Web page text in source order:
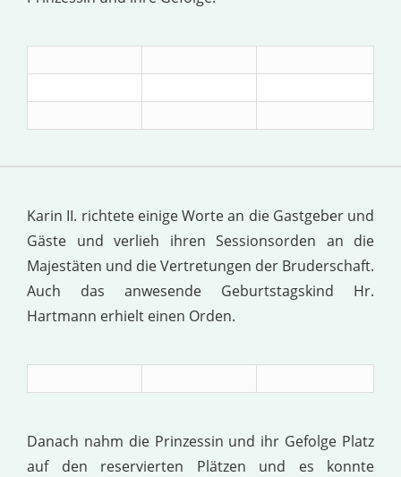
Karin II. richtete einige Worte an die Gastgeber und
Gäste und verlieh ihren Sessionsorden an die
Majestäten und die Vertretungen der Bruderschaft.
Auch das anwesende Geburtstagskind Hr.
Hartmann erhielt einen Orden.
Danach nahm die Prinzessin und ihr Gefolge Platz
auf den reservierten Plätzen und es konnte